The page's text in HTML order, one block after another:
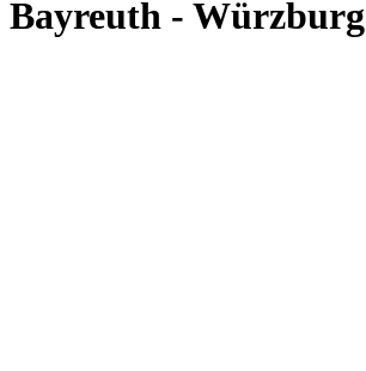
Bayreuth - Würzburg